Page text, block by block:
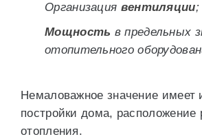
Организация вентиляции;
Мощность в предельных
отопительного
Немаловажное значение имеет
постройки дома, расположение
отопления.